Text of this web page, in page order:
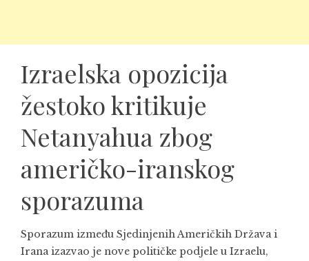
Izraelska opozicija
žestoko kritikuje
Netanyahua zbog
američko-iranskog
sporazuma
Sporazum između Sjedinjenih Američkih Država i
Irana izazvao je nove političke podjele u Izraelu,